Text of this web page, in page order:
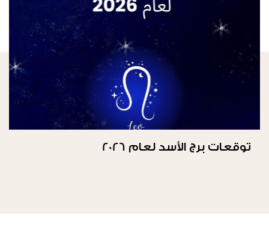
توقعات برج الأسد لعام 2026